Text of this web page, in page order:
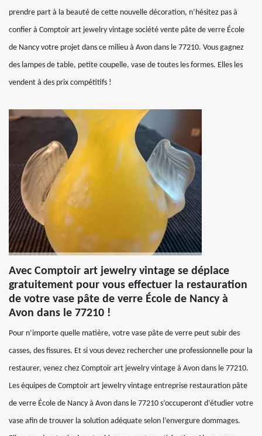
prendre part à la beauté de cette nouvelle décoration, n’hésitez pas à
confier à Comptoir art jewelry vintage société vente pâte de verre École
de Nancy votre projet dans ce milieu à Avon dans le 77210. Vous gagnez
des lampes de table, petite coupelle, vase de toutes les formes. Elles les
vendent à des prix compétitifs !
Avec Comptoir art jewelry vintage se déplace
gratuitement pour vous effectuer la restauration
de votre vase pâte de verre École de Nancy à
Avon dans le 77210 !
Pour n’importe quelle matière, votre vase pâte de verre peut subir des
casses, des fissures. Et si vous devez rechercher une professionnelle pour la
restaurer, venez chez Comptoir art jewelry vintage à Avon dans le 77210.
Les équipes de Comptoir art jewelry vintage entreprise restauration pâte
de verre École de Nancy à Avon dans le 77210 s’occuperont d’étudier votre
vase afin de trouver la solution adéquate selon l’envergure dommages.